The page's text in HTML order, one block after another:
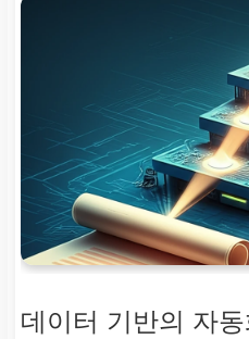
데이터 기반의 자